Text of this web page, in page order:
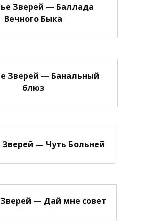
Зверей — Баллада
Вечного Быка
Зверей — Банальный
блюз
— Чуть Больней
— Дай мне совет